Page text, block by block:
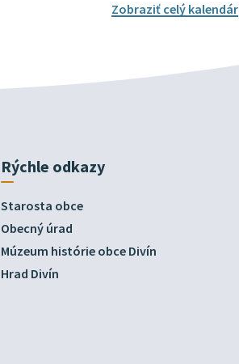
Zobraziť celý kalendár
Rýchle odkazy
Starosta obce
Obecný úrad
Múzeum histórie obce Divín
Hrad Divín